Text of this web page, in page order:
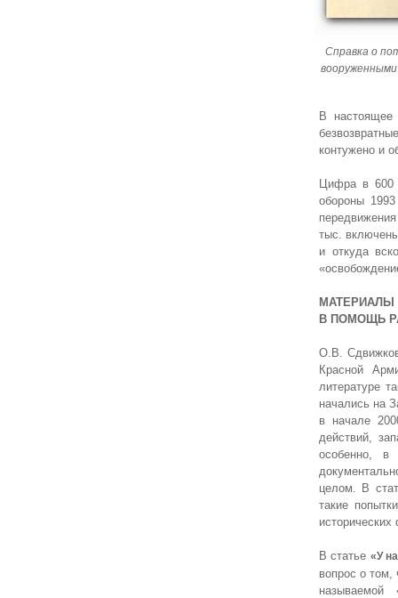
Справка о
В
контужено и
Цифра в 600
обороны
тыс.
и откуда
МАТЕРИАЛЫ
В ПОМОЩЬ
О.В. Сдвижков
Красной
литературе
начались на
в начале
действий,
особенно, в
целом. В
такие
исторических
В статье «У
вопрос о
называемой